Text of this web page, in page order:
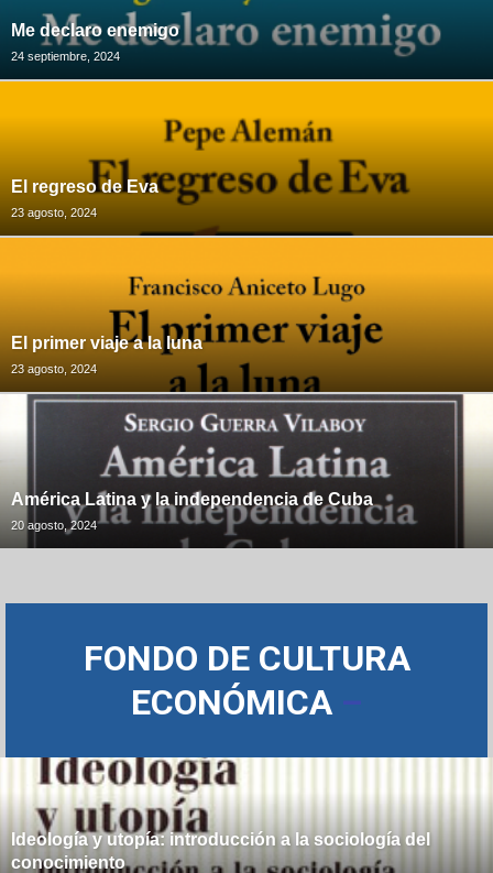
Me declaro enemigo
24 septiembre, 2024
El regreso de Eva
23 agosto, 2024
El primer viaje a la luna
23 agosto, 2024
América Latina y la independencia de Cuba
20 agosto, 2024
FONDO DE CULTURA
ECONÓMICA
Ideología y utopía: introducción a la sociología del
conocimiento